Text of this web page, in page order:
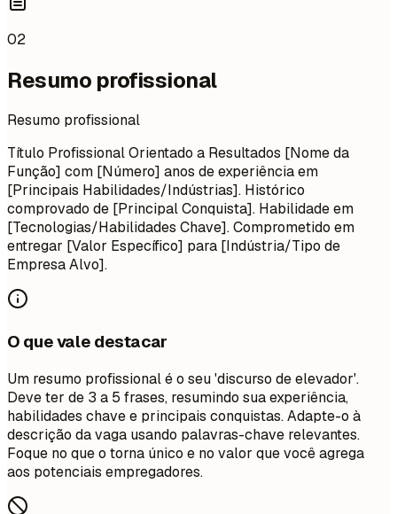
02
Resumo profissional
Resumo profissional
Título Profissional Orientado a Resultados [Nome da
Função] com [Número] anos de experiência em
[Principais Habilidades/Indústrias]. Histórico
comprovado de [Principal Conquista]. Habilidade em
[Tecnologias/Habilidades Chave]. Comprometido em
entregar [Valor Específico] para [Indústria/Tipo de
Empresa Alvo].
O que vale destacar
Um resumo profissional é o seu 'discurso de elevador'.
Deve ter de 3 a 5 frases, resumindo sua experiência,
habilidades chave e principais conquistas. Adapte-o à
descrição da vaga usando palavras-chave relevantes.
Foque no que o torna único e no valor que você agrega
aos potenciais empregadores.